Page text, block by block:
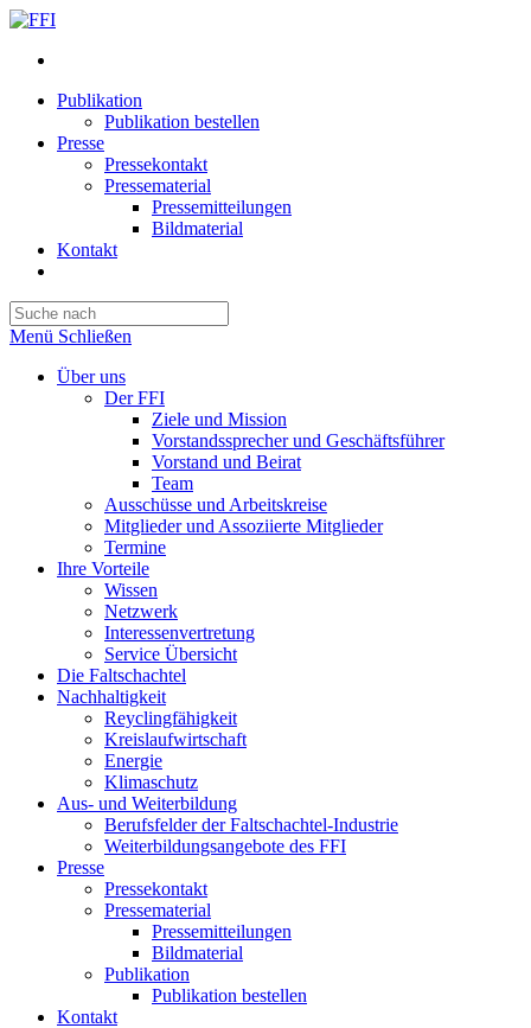
Publikation
Publikation bestellen
Presse
Pressekontakt
Pressematerial
Pressemitteilungen
Bildmaterial
Kontakt
umschalten
Escape
search
panel.
Menü Schließen
Über uns
Der FFI
Ziele und Mission
Vorstandssprecher und Geschäftsführer
Vorstand und Beirat
Team
Ausschüsse und Arbeitskreise
Mitglieder und Assoziierte Mitglieder
Termine
Ihre Vorteile
Wissen
Netzwerk
Interessenvertretung
Service Übersicht
Die Faltschachtel
Nachhaltigkeit
Reyclingfähigkeit
Kreislaufwirtschaft
Energie
Klimaschutz
Aus- und Weiterbildung
Berufsfelder der Faltschachtel-Industrie
Weiterbildungsangebote des FFI
Presse
Pressekontakt
Pressematerial
Pressemitteilungen
Bildmaterial
Publikation
Publikation bestellen
Kontakt